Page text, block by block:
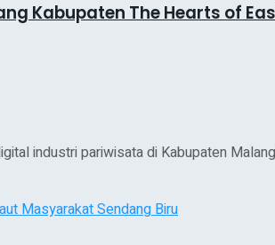
Kabupaten The Hearts of
industri pariwisata di Kabupaten